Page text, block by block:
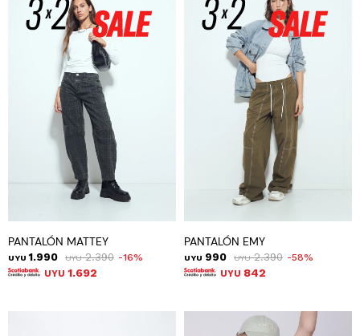
PANTALÓN MATTEY
UYU 1.990 UYU 2.390 16
UYU 1.692
PANTALÓN EMY
UYU 990 UYU 2.390 58
UYU 842